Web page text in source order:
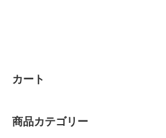
カート
商品カテゴリー